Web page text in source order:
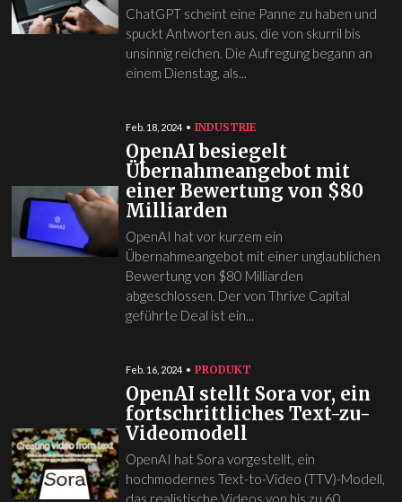
ChatGPT scheint eine Panne zu haben und
spuckt Antworten aus, die von skurril bis
unsinnig reichen. Die Aufregung begann an
einem Dienstag, als...
Feb. 18, 2024 INDUSTRIE
OpenAI besiegelt
Übernahmeangebot mit
einer Bewertung von $80
Milliarden
OpenAI hat vor kurzem ein
Übernahmeangebot mit einer unglaublichen
Bewertung von $80 Milliarden
abgeschlossen. Der von Thrive Capital
geführte Deal ist ein...
Feb. 16, 2024 PRODUKT
OpenAI stellt Sora vor, ein
fortschrittliches Text-zu-
Videomodell
OpenAI hat Sora vorgestellt, ein
hochmodernes Text-to-Video (TTV)-Modell,
das realistische Videos von bis zu 60